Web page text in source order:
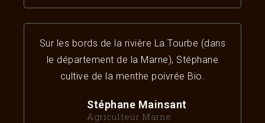
Sur les bords de la rivière La Tourbe (dans
le département de la Marne), Stéphane
cultive de la menthe poivrée Bio.
Stéphane Mainsant
Agriculteur Marne